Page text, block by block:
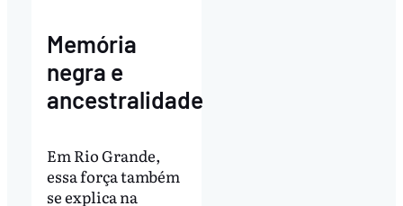
Memória
negra e
ancestralidade
Em Rio Grande,
essa força também
se explica na